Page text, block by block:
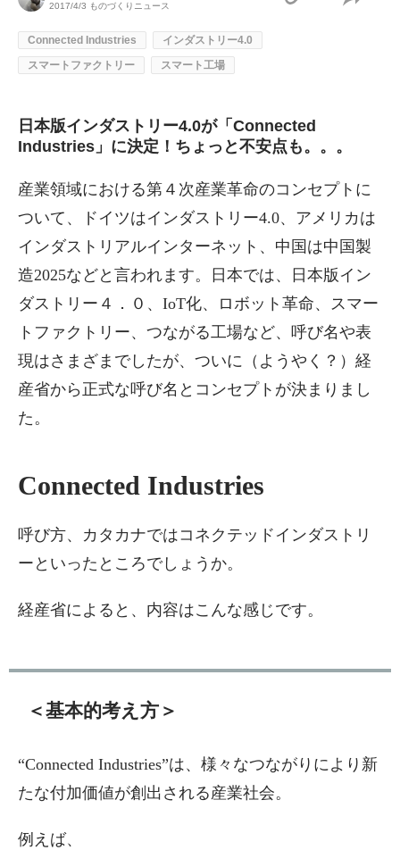
2017/4/3 ものづくりニュース
Connected Industries
インダストリー4.0
スマートファクトリー
スマート工場
日本版インダストリー4.0が「Connected
Industries」に決定！ちょっと不安点も。。。
産業領域における第４次産業革命のコンセプトに
ついて、ドイツはインダストリー4.0、アメリカは
インダストリアルインターネット、中国は中国製
造2025などと言われます。日本では、日本版イン
ダストリー４．０、IoT化、ロボット革命、スマー
トファクトリー、つながる工場など、呼び名や表
現はさまざまでしたが、ついに（ようやく？）経
産省から正式な呼び名とコンセプトが決まりまし
た。
Connected Industries
呼び方、カタカナではコネクテッドインダストリ
ーといったところでしょうか。
経産省によると、内容はこんな感じです。
＜基本的考え方＞
“Connected Industries”は、様々なつながりにより新
たな付加価値が創出される産業社会。
例えば、